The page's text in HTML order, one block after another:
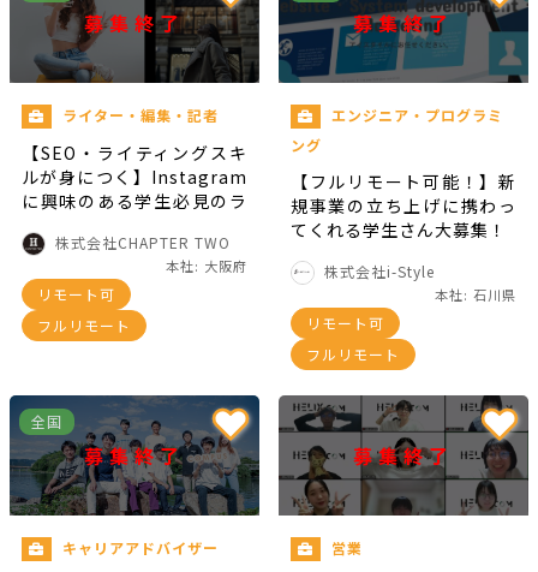
募集終了
ライター・編集・記者
【SEO・ライティングスキ
ルが身につく】Instagram
に興味のある学生必見のラ
株式会社CHAPTER TWO
本社: 大阪府
リモート可
フルリモート
募集終了
エンジニア・プログラミ
ング
【フルリモート可能！】新
規事業の立ち上げに携わっ
てくれる学生さん大募集！
株式会社i-Style
本社: 石川県
リモート可
フルリモート
全国
募集終了
キャリアアドバイザー
募集終了
営業